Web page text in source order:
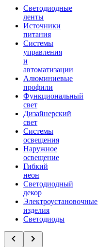
Светодиодные
ленты
Источники
питания
Системы
управления
и
автоматизации
Алюминиевые
профили
Функциональный
свет
Дизайнерский
свет
Системы
освещения
Наружное
освещение
Гибкий
неон
Светодиодный
декор
Электроустановочные
изделия
Светодиоды